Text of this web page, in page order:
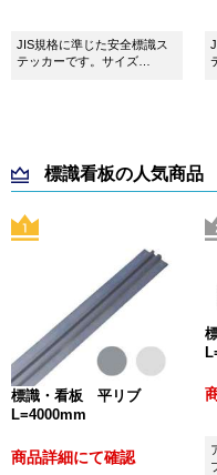
JIS規格に準じた安全標識ス
テッカーです。サイズ
標識看板の人気商品
標識・看板 平リブ
L=4000mm
商品詳細にて確認